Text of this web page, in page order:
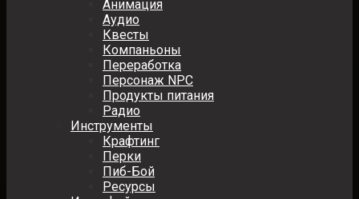
Анимация
Аудио
Квесты
Компаньоны
Переработка
Персонаж NPC
Продукты питания
Радио
Инструменты
Крафтинг
Перки
Пиб-Бой
Ресурсы